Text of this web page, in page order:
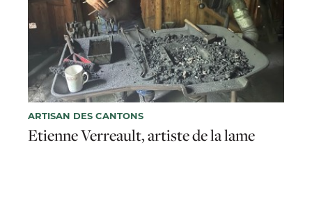
ARTISAN DES CANTONS
Etienne Verreault, artiste de la lame